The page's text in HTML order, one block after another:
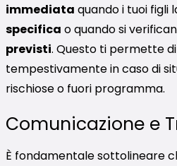
immediata quando i tuoi figli
specifica o quando si
previsti. Questo ti permette
tempestivamente in caso di
rischiose o fuori programma.
Comunicazione e
È fondamentale sottolineare